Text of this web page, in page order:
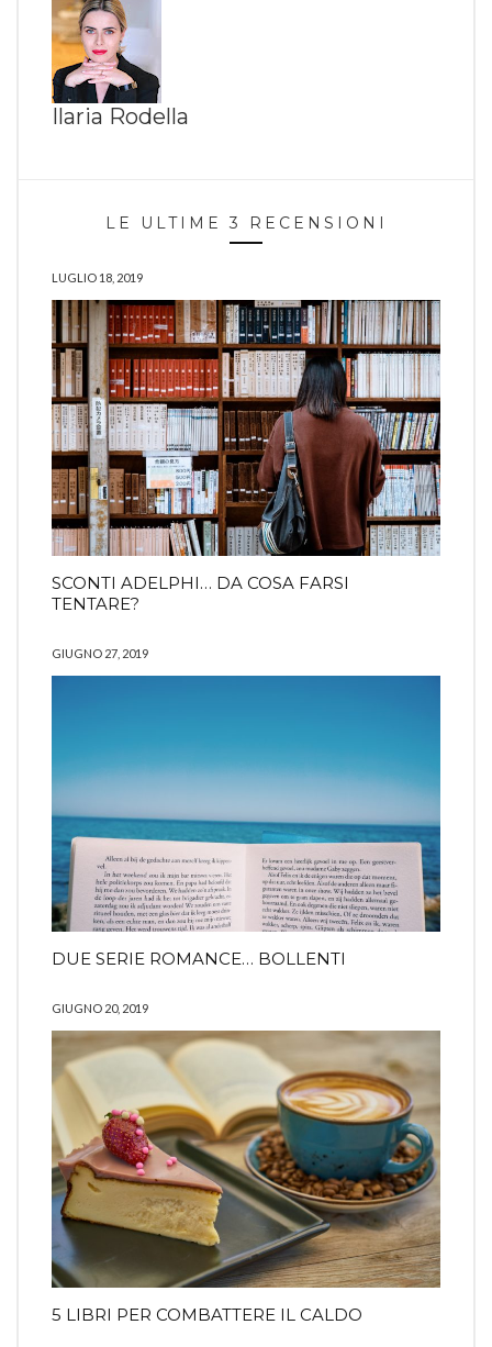
Ilaria Rodella
LE ULTIME 3 RECENSIONI
LUGLIO 18, 2019
SCONTI ADELPHI… DA COSA FARSI
TENTARE?
GIUGNO 27, 2019
DUE SERIE ROMANCE… BOLLENTI
GIUGNO 20, 2019
5 LIBRI PER COMBATTERE IL CALDO